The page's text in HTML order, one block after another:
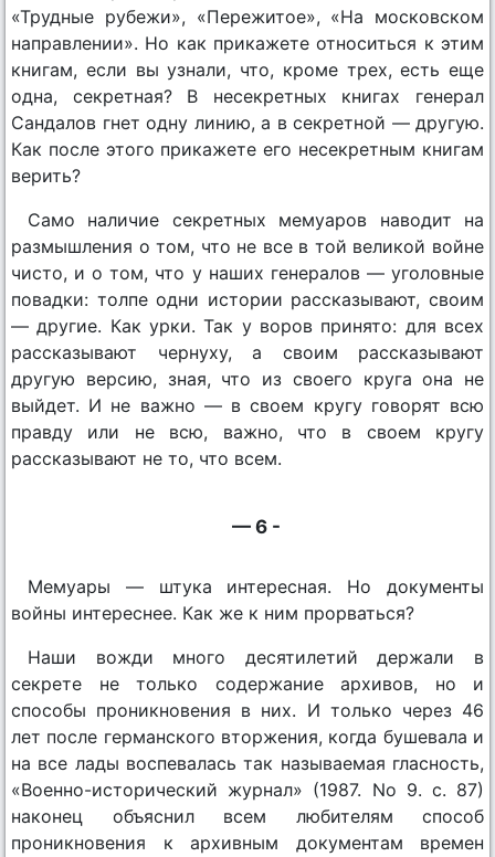
«Трудные рубежи», «Пережитое», «На московском
направлении». Но как прикажете относиться к этим
книгам, если вы узнали, что, кроме трех, есть еще
одна, секретная? В несекретных книгах генерал
Сандалов гнет одну линию, а в секретной — другую.
Как после этого прикажете его несекретным книгам
верить?
Само наличие секретных мемуаров наводит на
размышления о том, что не все в той великой войне
чисто, и о том, что у наших генералов — уголовные
повадки: толпе одни истории рассказывают, своим
— другие. Как урки. Так у воров принято: для всех
рассказывают чернуху, а своим рассказывают
другую версию, зная, что из своего круга она не
выйдет. И не важно — в своем кругу говорят всю
правду или не всю, важно, что в своем кругу
рассказывают не то, что всем.
— 6 -
Мемуары — штука интересная. Но документы
войны интереснее. Как же к ним прорваться?
Наши вожди много десятилетий держали в
секрете не только содержание архивов, но и
способы проникновения в них. И только через 46
лет после германского вторжения, когда бушевала и
на все лады воспевалась так называемая гласность,
«Военно-исторический журнал» (1987. No 9. с. 87)
наконец объяснил всем любителям способ
проникновения к архивным документам времен